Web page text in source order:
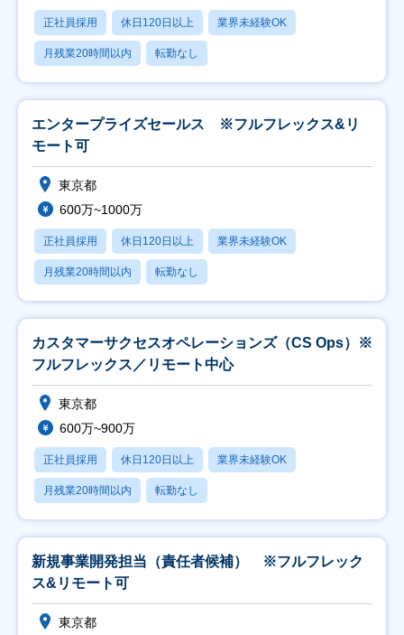
正社員採用 休日120日以上 業界未経験OK
月残業20時間以内 転勤なし
エンタープライズセールス ※フルフレックス&リ
モート可
東京都
600万~1000万
正社員採用 休日120日以上 業界未経験OK
月残業20時間以内 転勤なし
カスタマーサクセスオペレーションズ（CS Ops）※
フルフレックス／リモート中心
東京都
600万~900万
正社員採用 休日120日以上 業界未経験OK
月残業20時間以内 転勤なし
新規事業開発担当（責任者候補） ※フルフレック
ス&リモート可
東京都